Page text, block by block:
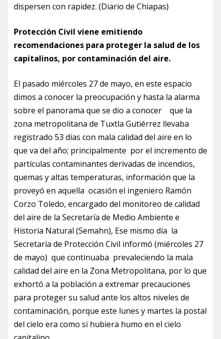
dispersen con rapidez. (Diario de Chiapas)
Protección Civil viene emitiendo
recomendaciones para proteger la salud de los
capitalinos, por contaminación del aire.
El pasado miércoles 27 de mayo, en este espacio
dimos a conocer la preocupación y hasta la alarma
sobre el panorama que se dio a conocer que la
zona metropolitana de Tuxtla Gutiérrez llevaba
registrado 53 días con mala calidad del aire en lo
que va del año; principalmente por el incremento de
partículas contaminantes derivadas de incendios,
quemas y altas temperaturas, información que la
proveyó en aquella ocasión el ingeniero Ramón
Corzo Toledo, encargado del monitoreo de calidad
del aire de la Secretaría de Medio Ambiente e
Historia Natural (Semahn), Ese mismo día la
Secretaría de Protección Civil informó (miércoles 27
de mayo) que continuaba prevaleciendo la mala
calidad del aire en la Zona Metropolitana, por lo que
exhortó a la población a extremar precauciones
para proteger su salud ante los altos niveles de
contaminación, porque este lunes y martes la postal
del cielo era como si hubiera humo en el cielo